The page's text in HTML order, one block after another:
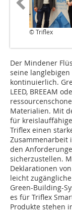
© Triflex
Der Mindener
seine
kontinuierlich.
LEED, BREEAM
Materialien. Mit
für
Triflex einen
Zusammenarbeit
den
sicherzustellen.
Deklarationen
leicht
Green-Building-
es für Triflex
Produkte stehen